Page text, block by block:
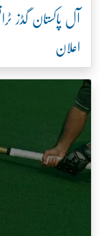
آل پاکستان گڈز
اعلان